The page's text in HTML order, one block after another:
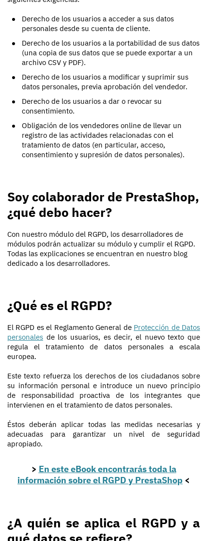
Derecho de los usuarios a acceder a sus datos
personales desde su cuenta de cliente.
Derecho de los usuarios a la portabilidad de sus datos
(una copia de sus datos que se puede exportar a un
archivo CSV y PDF).
Derecho de los usuarios a modificar y suprimir sus
datos personales, previa aprobación del vendedor.
Derecho de los usuarios a dar o revocar su
consentimiento.
Obligación de los vendedores online de llevar un
registro de las actividades relacionadas con el
tratamiento de datos (en particular, acceso,
consentimiento y supresión de datos personales).
Soy colaborador de PrestaShop,
¿qué debo hacer?
Con nuestro módulo del RGPD, los desarrolladores de
módulos podrán actualizar su módulo y cumplir el RGPD.
Todas las explicaciones se encuentran en nuestro blog
dedicado a los desarrolladores.
¿Qué es el RGPD?
El RGPD es el Reglamento General de Protección de Datos
personales de los usuarios, es decir, el nuevo texto que
regula el tratamiento de datos personales a escala
europea.
Este texto refuerza los derechos de los ciudadanos sobre
su información personal e introduce un nuevo principio
de responsabilidad proactiva de los integrantes que
intervienen en el tratamiento de datos personales.
Éstos deberán aplicar todas las medidas necesarias y
adecuadas para garantizar un nivel de seguridad
apropiado.
> En este eBook encontrarás toda la
información sobre el RGPD y PrestaShop <
¿A quién se aplica el RGPD y a